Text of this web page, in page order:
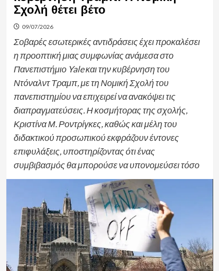
Σχολή θέτει βέτο
09/07/2026
Σοβαρές εσωτερικές αντιδράσεις έχει προκαλέσει
η προοπτική μιας συμφωνίας ανάμεσα στο
Πανεπιστήμιο Yale και την κυβέρνηση του
Ντόναλντ Τραμπ, με τη Νομική Σχολή του
πανεπιστημίου να επιχειρεί να ανακόψει τις
διαπραγματεύσεις. Η κοσμήτορας της σχολής,
Κριστίνα Μ. Ροντρίγκες, καθώς και μέλη του
διδακτικού προσωπικού εκφράζουν έντονες
επιφυλάξεις, υποστηρίζοντας ότι ένας
συμβιβασμός θα μπορούσε να υπονομεύσει τόσο